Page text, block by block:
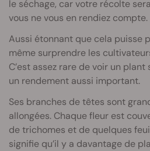
le séchage, car votre récolte
vous ne vous en rendiez compte.
Aussi étonnant que cela puisse
même surprendre les
C’est assez rare de voir un
un rendement aussi important.
Ses branches de têtes sont
allongées. Chaque fleur est
de trichomes et de quelques
signifie qu’il y a davantage de